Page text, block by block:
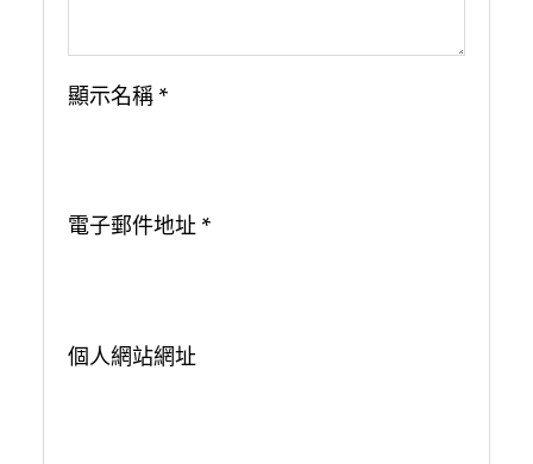
顯示名稱 *
電子郵件地址 *
個人網站網址